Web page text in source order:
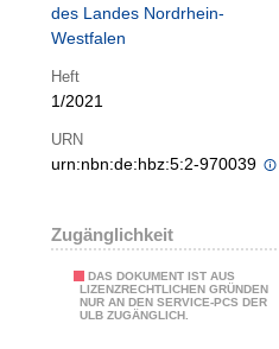
des Landes Nordrhein-
Westfalen
Heft
1/2021
URN
urn:nbn:de:hbz:5:2-970039
Zugänglichkeit
DAS DOKUMENT IST AUS
LIZENZRECHTLICHEN GRÜNDEN
NUR AN DEN SERVICE-PCS DER
ULB ZUGÄNGLICH.